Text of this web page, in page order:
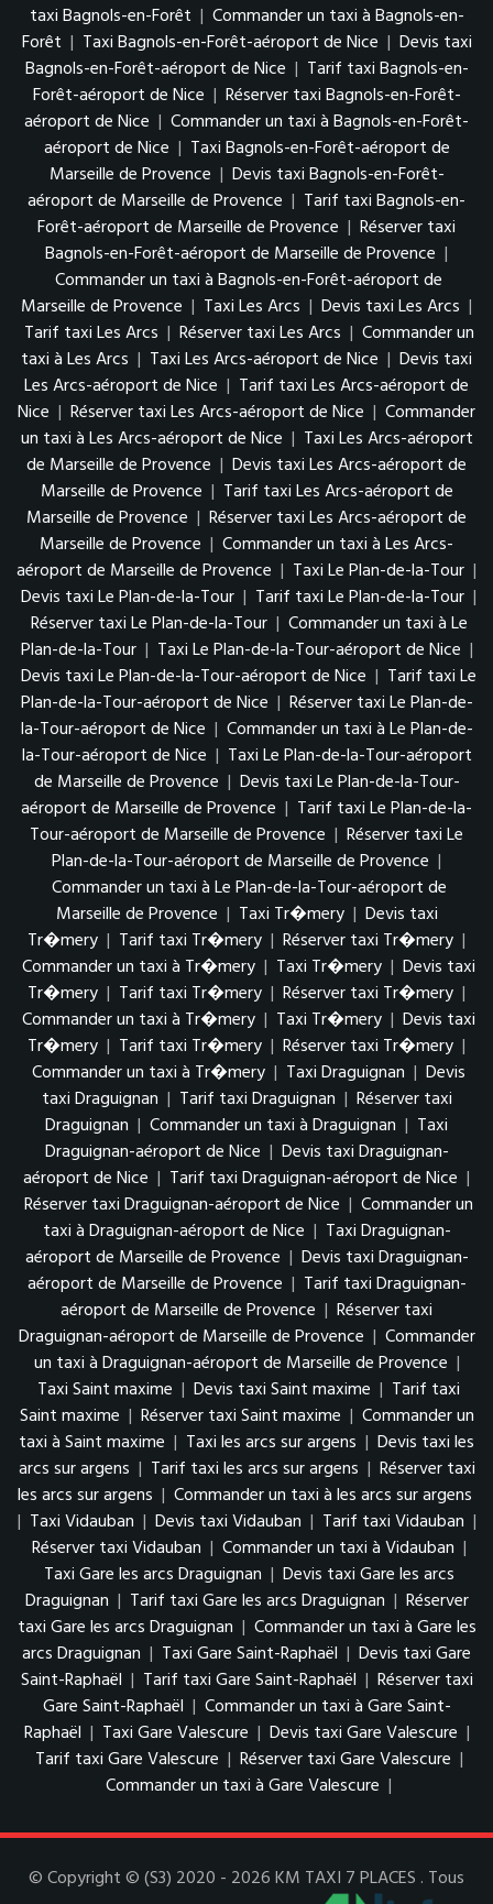
taxi Bagnols-en-Forêt | Commander un taxi à Bagnols-en-
Forêt | Taxi Bagnols-en-Forêt-aéroport de Nice | Devis taxi
Bagnols-en-Forêt-aéroport de Nice | Tarif taxi Bagnols-en-
Forêt-aéroport de Nice | Réserver taxi Bagnols-en-Forêt-
aéroport de Nice | Commander un taxi à Bagnols-en-Forêt-
aéroport de Nice | Taxi Bagnols-en-Forêt-aéroport de
Marseille de Provence | Devis taxi Bagnols-en-Forêt-
aéroport de Marseille de Provence | Tarif taxi Bagnols-en-
Forêt-aéroport de Marseille de Provence | Réserver taxi
Bagnols-en-Forêt-aéroport de Marseille de Provence |
Commander un taxi à Bagnols-en-Forêt-aéroport de
Marseille de Provence | Taxi Les Arcs | Devis taxi Les Arcs |
Tarif taxi Les Arcs | Réserver taxi Les Arcs | Commander un
taxi à Les Arcs | Taxi Les Arcs-aéroport de Nice | Devis taxi
Les Arcs-aéroport de Nice | Tarif taxi Les Arcs-aéroport de
Nice | Réserver taxi Les Arcs-aéroport de Nice | Commander
un taxi à Les Arcs-aéroport de Nice | Taxi Les Arcs-aéroport
de Marseille de Provence | Devis taxi Les Arcs-aéroport de
Marseille de Provence | Tarif taxi Les Arcs-aéroport de
Marseille de Provence | Réserver taxi Les Arcs-aéroport de
Marseille de Provence | Commander un taxi à Les Arcs-
aéroport de Marseille de Provence | Taxi Le Plan-de-la-Tour |
Devis taxi Le Plan-de-la-Tour | Tarif taxi Le Plan-de-la-Tour |
Réserver taxi Le Plan-de-la-Tour | Commander un taxi à Le
Plan-de-la-Tour | Taxi Le Plan-de-la-Tour-aéroport de Nice |
Devis taxi Le Plan-de-la-Tour-aéroport de Nice | Tarif taxi Le
Plan-de-la-Tour-aéroport de Nice | Réserver taxi Le Plan-de-
la-Tour-aéroport de Nice | Commander un taxi à Le Plan-de-
la-Tour-aéroport de Nice | Taxi Le Plan-de-la-Tour-aéroport
de Marseille de Provence | Devis taxi Le Plan-de-la-Tour-
aéroport de Marseille de Provence | Tarif taxi Le Plan-de-la-
Tour-aéroport de Marseille de Provence | Réserver taxi Le
Plan-de-la-Tour-aéroport de Marseille de Provence |
Commander un taxi à Le Plan-de-la-Tour-aéroport de
Marseille de Provence | Taxi Tr�mery | Devis taxi
Tr�mery | Tarif taxi Tr�mery | Réserver taxi Tr�mery |
Commander un taxi à Tr�mery | Taxi Tr�mery | Devis taxi
Tr�mery | Tarif taxi Tr�mery | Réserver taxi Tr�mery |
Commander un taxi à Tr�mery | Taxi Tr�mery | Devis taxi
Tr�mery | Tarif taxi Tr�mery | Réserver taxi Tr�mery |
Commander un taxi à Tr�mery | Taxi Draguignan | Devis
taxi Draguignan | Tarif taxi Draguignan | Réserver taxi
Draguignan | Commander un taxi à Draguignan | Taxi
Draguignan-aéroport de Nice | Devis taxi Draguignan-
aéroport de Nice | Tarif taxi Draguignan-aéroport de Nice |
Réserver taxi Draguignan-aéroport de Nice | Commander un
taxi à Draguignan-aéroport de Nice | Taxi Draguignan-
aéroport de Marseille de Provence | Devis taxi Draguignan-
aéroport de Marseille de Provence | Tarif taxi Draguignan-
aéroport de Marseille de Provence | Réserver taxi
Draguignan-aéroport de Marseille de Provence | Commander
un taxi à Draguignan-aéroport de Marseille de Provence |
Taxi Saint maxime | Devis taxi Saint maxime | Tarif taxi
Saint maxime | Réserver taxi Saint maxime | Commander un
taxi à Saint maxime | Taxi les arcs sur argens | Devis taxi les
arcs sur argens | Tarif taxi les arcs sur argens | Réserver taxi
les arcs sur argens | Commander un taxi à les arcs sur argens
| Taxi Vidauban | Devis taxi Vidauban | Tarif taxi Vidauban |
Réserver taxi Vidauban | Commander un taxi à Vidauban |
Taxi Gare les arcs Draguignan | Devis taxi Gare les arcs
Draguignan | Tarif taxi Gare les arcs Draguignan | Réserver
taxi Gare les arcs Draguignan | Commander un taxi à Gare les
arcs Draguignan | Taxi Gare Saint-Raphaël | Devis taxi Gare
Saint-Raphaël | Tarif taxi Gare Saint-Raphaël | Réserver taxi
Gare Saint-Raphaël | Commander un taxi à Gare Saint-
Raphaël | Taxi Gare Valescure | Devis taxi Gare Valescure |
Tarif taxi Gare Valescure | Réserver taxi Gare Valescure |
Commander un taxi à Gare Valescure |
© Copyright © (S3) 2020 - 2026 KM TAXI 7 PLACES . Tous